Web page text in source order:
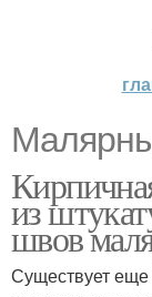
из
швов
Существует еще